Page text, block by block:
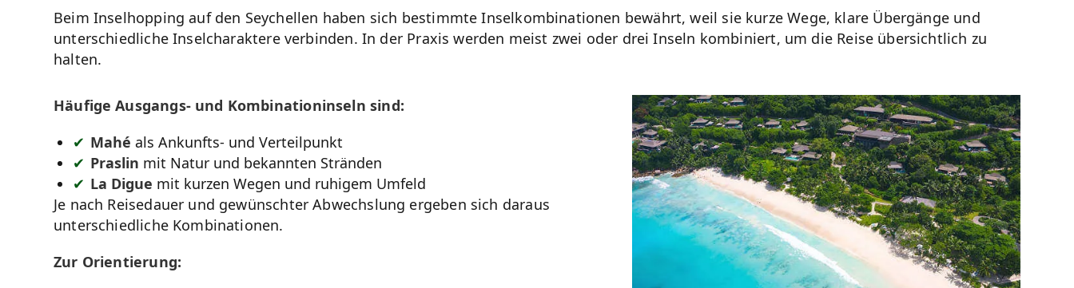
Beim Inselhopping auf den Seychellen haben sich bestimmte Inselkombinationen bewährt, weil sie kurze Wege, klare Übergänge und
unterschiedliche Inselcharaktere verbinden. In der Praxis werden meist zwei oder drei Inseln kombiniert, um die Reise übersichtlich zu
halten.
Häufige Ausgangs- und Kombinationinseln sind:
Mahé als Ankunfts- und Verteilpunkt
Praslin mit Natur und bekannten Stränden
La Digue mit kurzen Wegen und ruhigem Umfeld
Je nach Reisedauer und gewünschter Abwechslung ergeben sich daraus
unterschiedliche Kombinationen.
Zur Orientierung: